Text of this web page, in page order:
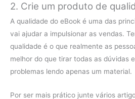
2. Crie um produto de
A qualidade do eBook é uma das
vai ajudar a impulsionar as vendas.
qualidade é o que realmente as
melhor do que tirar todas as dúvidas
problemas lendo apenas um material.
Por ser mais prático junte vários